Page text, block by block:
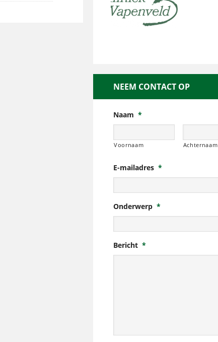
NEEM CONTACT OP
Naam *
Voornaam Achternaam
E-mailadres *
Onderwerp *
Bericht *